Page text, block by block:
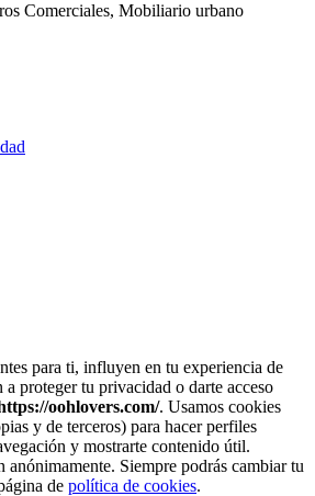
Comerciales, Mobiliario urbano
para ti, influyen en tu experiencia de
proteger tu privacidad o darte acceso
oohlovers.com/. Usamos cookies
y de terceros) para hacer perfiles
y mostrarte contenido útil.
anónimamente. Siempre podrás cambiar tu
de política de cookies.